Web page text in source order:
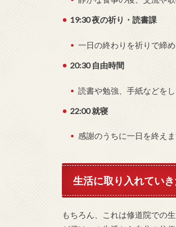
19:30 夜の祈り・読書課
一日の終わりを祈りで締め
20:30 自由時間
読書や勉強、手紙などをし
22:00 就寝
感謝のうちに一日を終えま
生活に取り入れてい
もちろん、これは修道院での